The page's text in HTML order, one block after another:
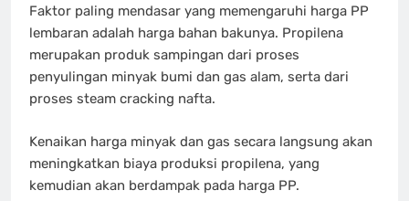
Faktor paling mendasar yang memengaruhi harga PP
lembaran adalah harga bahan bakunya. Propilena
merupakan produk sampingan dari proses
penyulingan minyak bumi dan gas alam, serta dari
proses steam cracking nafta.
Kenaikan harga minyak dan gas secara langsung akan
meningkatkan biaya produksi propilena, yang
kemudian akan berdampak pada harga PP.